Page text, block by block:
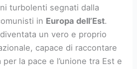
turbolenti segnati dalla
in Europa dell’Est.
un vero e proprio
capace di raccontare
la pace e l’unione tra Est e